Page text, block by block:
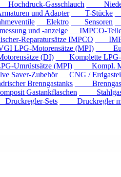
Gasschlauch
und Adapter T-Stücke
Elektro Sensoren
und -anzeige IMPCO-
Reparatursätze IMPCO
Motorensätze (MPI)
(DI) Komplette LPG-
Umrüstsätze (MPI) Kompl.
Saver-Zubehör CNG /
Brenngastanks
Gastankflaschen
Sets Druckregler mit